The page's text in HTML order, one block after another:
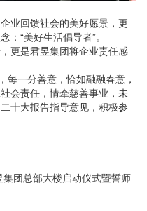
业回馈社会的美好愿景，更
“美好生活倡导者”。
更是君昱集团将企业责任感
每一分善意，恰如融融春意，
会责任，情牵慈善事业，未
十大报告指导意见，积极参
集团总部大楼启动仪式暨誓师